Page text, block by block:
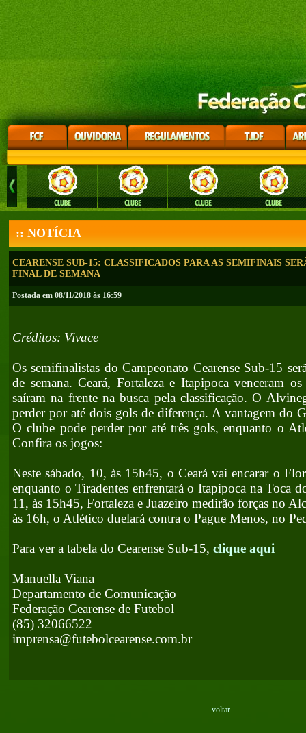
:: NOTÍCIA
CEARENSE SUB-15: CLASSIFICADOS PARA AS SEMIFINAIS
FINAL DE SEMANA
Postada em 08/11/2018 às 16:59
Créditos: Vivace
Os semifinalistas do Campeonato Cearense Sub-15
de semana. Ceará, Fortaleza e Itapipoca venceram
saíram na frente na busca pela classificação. O
perder por até dois gols de diferença. A vantagem do
O clube pode perder por até três gols, enquanto o
Confira os jogos:
Neste sábado, 10, às 15h45, o Ceará vai encarar o
enquanto o Tiradentes enfrentará o Itapipoca na Toca
11, às 15h45, Fortaleza e Juazeiro medirão forças no
às 16h, o Atlético duelará contra o Pague Menos, no
Para ver a tabela do Cearense Sub-15, clique aqui
Manuella Viana
Departamento de Comunicação
Federação Cearense de Futebol
(85) 32066522
imprensa@futebolcearense.com.br
voltar